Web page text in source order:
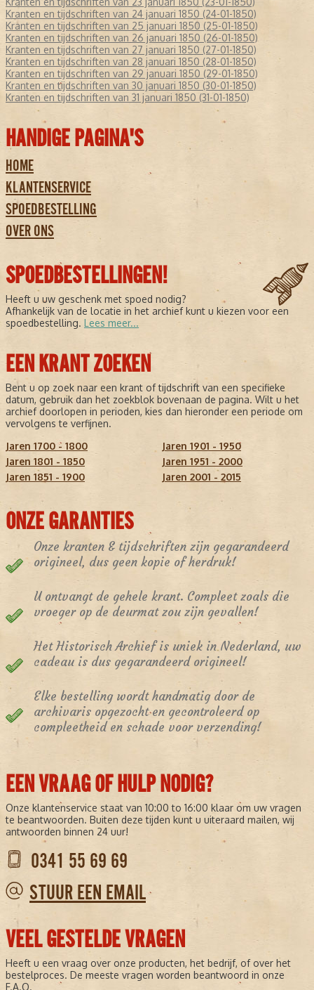
Kranten en tijdschriften van 24 januari 1850 (24-01-1850)
Kranten en tijdschriften van 25 januari 1850 (25-01-1850)
Kranten en tijdschriften van 26 januari 1850 (26-01-1850)
Kranten en tijdschriften van 27 januari 1850 (27-01-1850)
Kranten en tijdschriften van 28 januari 1850 (28-01-1850)
Kranten en tijdschriften van 29 januari 1850 (29-01-1850)
Kranten en tijdschriften van 30 januari 1850 (30-01-1850)
Kranten en tijdschriften van 31 januari 1850 (31-01-1850)
HANDIGE PAGINA'S
HOME
KLANTENSERVICE
SPOEDBESTELLING
OVER ONS
SPOEDBESTELLINGEN!
Heeft u uw geschenk met spoed nodig?
Afhankelijk van de locatie in het archief kunt u kiezen voor een
spoedbestelling. Lees meer...
EEN KRANT ZOEKEN
Bent u op zoek naar een krant of tijdschrift van een specifieke
datum, gebruik dan het zoekblok bovenaan de pagina. Wilt u het
archief doorlopen in perioden, kies dan hieronder een periode om
vervolgens te verfijnen.
Jaren 1700 - 1800
Jaren 1801 - 1850
Jaren 1851 - 1900
Jaren 1901 - 1950
Jaren 1951 - 2000
Jaren 2001 - 2015
ONZE GARANTIES
Onze kranten & tijdschriften zijn gegarandeerd
origineel, dus geen kopie of herdruk!
U ontvangt de gehele krant. Compleet zoals die
vroeger op de deurmat zou zijn gevallen!
Het Historisch Archief is uniek in Nederland, uw
cadeau is dus gegarandeerd origineel!
Elke bestelling wordt handmatig door de
archivaris opgezocht en gecontroleerd op
compleetheid en schade voor verzending!
EEN VRAAG OF HULP NODIG?
Onze klantenservice staat van 10:00 to 16:00 klaar om uw vragen
te beantwoorden. Buiten deze tijden kunt u uiteraard mailen, wij
antwoorden binnen 24 uur!
0341 55 69 69
STUUR EEN EMAIL
VEEL GESTELDE VRAGEN
Heeft u een vraag over onze producten, het bedrijf, of over het
bestelproces. De meeste vragen worden beantwoord in onze
F.A.Q.